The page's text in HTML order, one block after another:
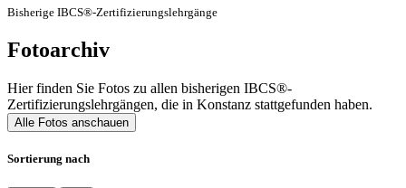
Bisherige IBCS®-Zertifizierungslehrgänge
Fotoarchiv
Hier finden Sie Fotos zu allen bisherigen IBCS®-
Zertifizierungslehrgängen, die in Konstanz stattgefunden haben.
Alle Fotos anschauen
Sortierung nach